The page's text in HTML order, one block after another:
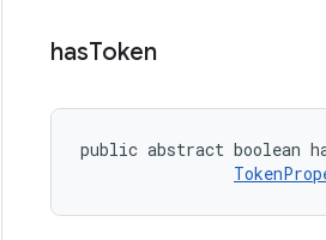
hasToken
public abstract boolean